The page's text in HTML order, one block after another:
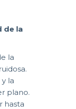
de la
la
la
plano.
hasta